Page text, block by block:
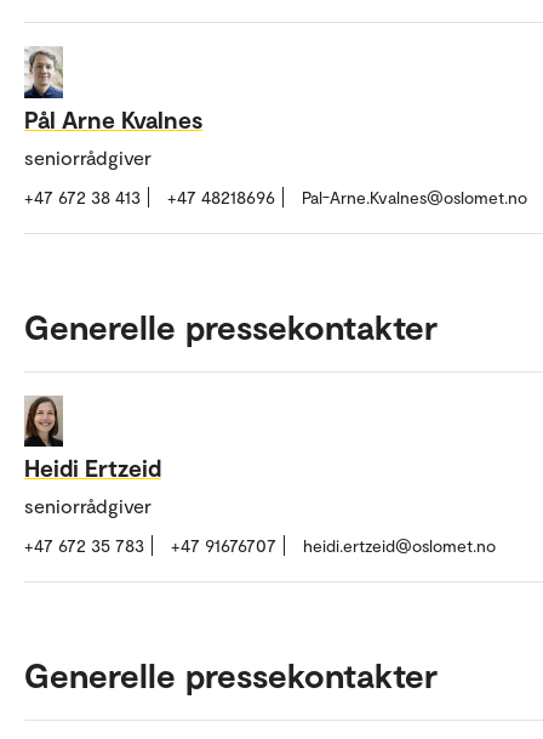
Pål Arne Kvalnes
seniorrådgiver
+47 672 38 413 +47 48218696 Pal-Arne.Kvalnes@oslomet.no
Generelle pressekontakter
Heidi Ertzeid
seniorrådgiver
+47 672 35 783 +47 91676707 heidi.ertzeid@oslomet.no
Generelle pressekontakter